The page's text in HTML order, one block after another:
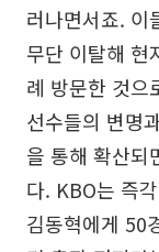
러나면서죠. 이
무단 이탈해 현
례 방문한 것으
선수들의 변명
을 통해 확산되
다. KBO는 즉
김동혁에게 50